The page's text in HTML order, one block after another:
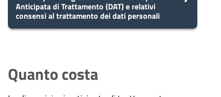
essere necessarie integrazioni. Il
comune ti invierà una richiesta di
giorni Dopo aver presentato la tua
richiesta, il comune avvia il
procedimento e prenderà in carico
10 Eventuale richiesta di
integrazioni
Anticipata di Trattamento (DAT) e relativi
consensi al trattamento dei dati personali
procedimento e prenderà in carico
la tua domanda in 5 giorni.
Quanto costa